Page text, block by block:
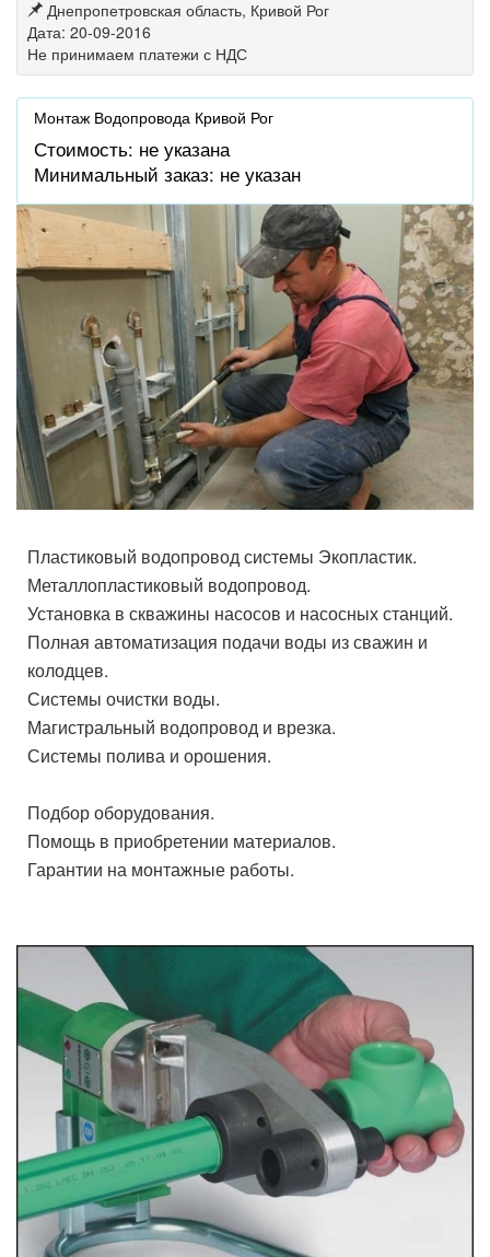
Днепропетровская область, Кривой Рог
Дата: 20-09-2016
Не принимаем платежи с НДС
Монтаж Водопровода Кривой Рог
Стоимость: не указана
Минимальный заказ: не указан
Пластиковый водопровод системы Экопластик.
Металлопластиковый водопровод.
Установка в скважины насосов и насосных станций.
Полная автоматизация подачи воды из сважин и
колодцев.
Системы очистки воды.
Магистральный водопровод и врезка.
Системы полива и орошения.
Подбор оборудования.
Помощь в приобретении материалов.
Гарантии на монтажные работы.